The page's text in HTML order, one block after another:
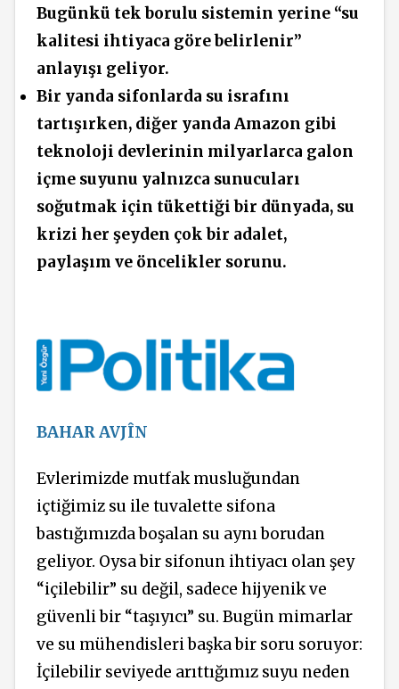
Bugünkü tek borulu sistemin yerine “su
kalitesi ihtiyaca göre belirlenir”
anlayışı geliyor.
Bir yanda sifonlarda su israfını
tartışırken, diğer yanda Amazon gibi
teknoloji devlerinin milyarlarca galon
içme suyunu yalnızca sunucuları
soğutmak için tükettiği bir dünyada, su
krizi her şeyden çok bir adalet,
paylaşım ve öncelikler sorunu.
BAHAR AVJÎN
Evlerimizde mutfak musluğundan
içtiğimiz su ile tuvalette sifona
bastığımızda boşalan su aynı borudan
geliyor. Oysa bir sifonun ihtiyacı olan şey
“içilebilir” su değil, sadece hijyenik ve
güvenli bir “taşıyıcı” su. Bugün mimarlar
ve su mühendisleri başka bir soru soruyor:
İçilebilir seviyede arıttığımız suyu neden